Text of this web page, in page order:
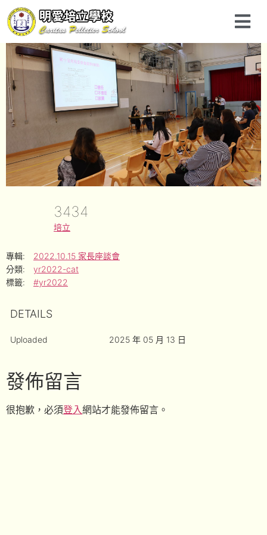
3434
培立
專輯:
2022.10.15 家長座談會
分類:
yr2022-cat
標籤:
#yr2022
DETAILS
Uploaded 2025 年 05 月 13 日
發佈留言
很抱歉，必須登入網站才能發佈留言。